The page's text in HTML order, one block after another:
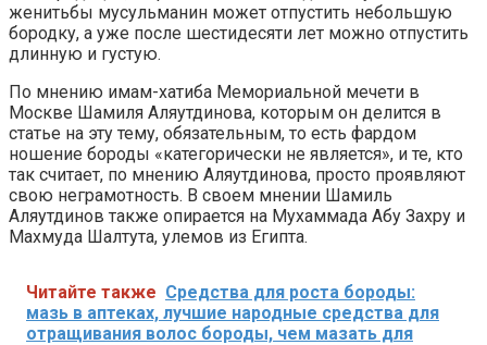
женитьбы мусульманин может отпустить небольшую
бородку, а уже после шестидесяти лет можно отпустить
длинную и густую.
По мнению имам-хатиба Мемориальной мечети в
Москве Шамиля Аляутдинова, которым он делится в
статье на эту тему, обязательным, то есть фардом
ношение бороды «категорически не является», и те, кто
так считает, по мнению Аляутдинова, просто проявляют
свою неграмотность. В своем мнении Шамиль
Аляутдинов также опирается на Мухаммада Абу Захру и
Махмуда Шалтута, улемов из Египта.
Читайте также Средства для роста бороды:
мазь в аптеках, лучшие народные средства для
отращивания волос бороды, чем мазать для